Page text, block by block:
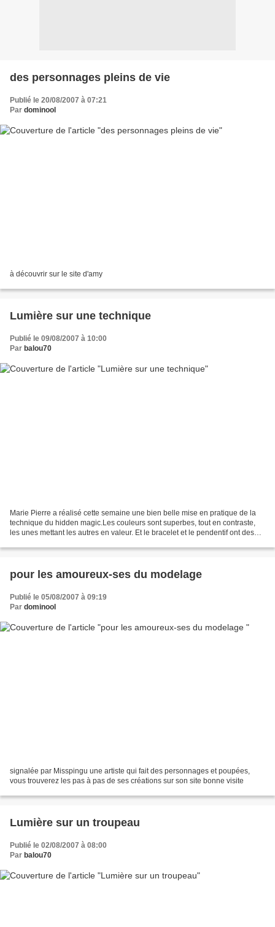
des personnages pleins de vie
Publié le 20/08/2007 à 07:21
Par dominool
à découvrir sur le site d'amy
Lumière sur une technique
Publié le 09/08/2007 à 10:00
Par balou70
Marie Pierre a réalisé cette semaine une bien belle mise en pratique de la
technique du hidden magic.Les couleurs sont superbes, tout en contraste,
les unes mettant les autres en valeur. Et le bracelet et le pendentif ont des
pour les amoureux-ses du modelage
Publié le 05/08/2007 à 09:19
Par dominool
signalée par Misspingu une artiste qui fait des personnages et poupées,
vous trouverez les pas à pas de ses créations sur son site bonne visite
Lumière sur un troupeau
Publié le 02/08/2007 à 08:00
Par balou70